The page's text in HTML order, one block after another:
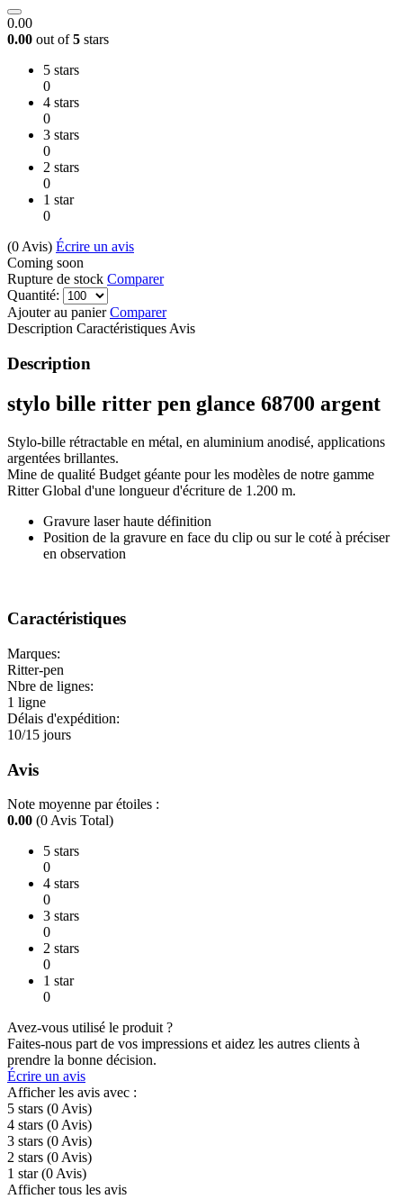
0.00
0.00 out of5 stars
5 stars
0
4 stars
0
3 stars
0
2 stars
0
1 star
0
(0 Avis) Écrire un avis
Coming soon
Rupture de stock Comparer
Quantité:
Ajouter au panier Comparer
Description Caractéristiques Avis
Description
stylo bille ritter pen glance 68700 argent
Stylo-bille rétractable en métal, en aluminium anodisé, applications
argentées brillantes.
Mine de qualité Budget géante pour les modèles de notre gamme
Ritter Global d'une longueur d'écriture de 1.200 m.
Gravure laser haute définition
Position de la gravure en face du clip ou sur le coté à préciser
en observation
Caractéristiques
Marques:
Ritter-pen
Nbre de lignes:
1 ligne
Délais d'expédition:
10/15 jours
Avis
Note moyenne par étoiles :
0.00 (0 Avis Total)
5 stars
0
4 stars
0
3 stars
0
2 stars
0
1 star
0
Avez-vous utilisé le produit ?
Faites-nous part de vos impressions et aidez les autres clients à
prendre la bonne décision.
Écrire un avis
Afficher les avis avec :
5 stars (0Avis)
4 stars (0Avis)
3 stars (0Avis)
2 stars (0Avis)
1 star (0Avis)
Afficher tous les avis